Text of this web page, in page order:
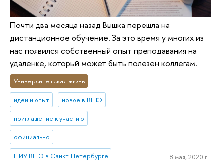
Почти два месяца назад Вышка перешла на
дистанционное обучение. За это время у многих из
нас появился собственный опыт преподавания на
удаленке, который может быть полезен коллегам.
Университетская жизнь
идеи и опыт новое в ВШЭ
приглашение к участию
официально
НИУ ВШЭ в Санкт-Петербурге 8 мая, 2020 г.